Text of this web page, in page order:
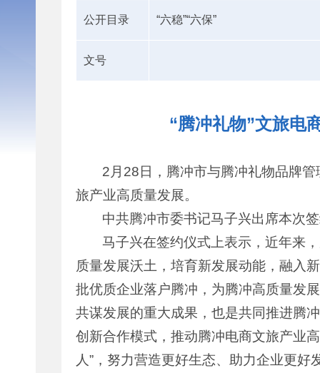
公开目录 “六稳”“六保”
文号
“腾冲礼物”文旅电
2月28日，腾冲市与腾冲礼物品牌
旅产业高质量发展。
中共腾冲市委书记马子兴出席本次
马子兴在签约仪式上表示，近年来
质量发展沃土，培育新发展动能，融入
批优质企业落户腾冲，为腾冲高质量发
共谋发展的重大成果，也是共同推进腾
创新合作模式，推动腾冲电商文旅产业
人”，努力营造更好生态、助力企业更好